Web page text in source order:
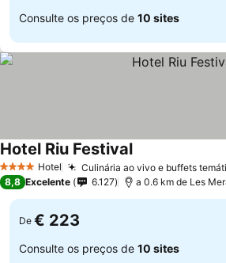
Consulte os preços de 10 sites
4 EstrelasHotel Culinária ao vivo e buffets
Hotel Riu Festival
8,8 Excelente 6.127 a 0.6 km de Les
De € 223
Consulte os preços de 10 sites